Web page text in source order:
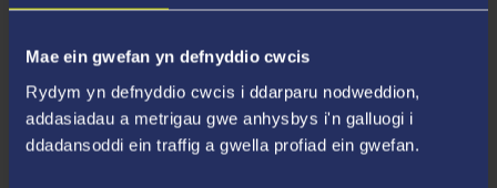
Mae ein gwefan yn defnyddio cwcis
Rydym yn defnyddio cwcis i ddarparu nodweddion,
addasiadau a metrigau gwe anhysbys i'n galluogi i
ddadansoddi ein traffig a gwella profiad ein gwefan.